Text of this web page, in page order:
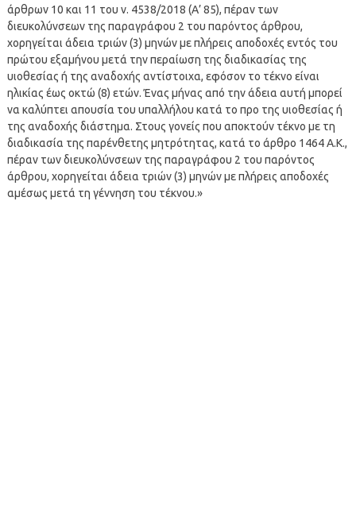
άρθρων 10 και 11 του ν. 4538/2018 (Α’ 85), πέραν των
διευκολύνσεων της παραγράφου 2 του παρόντος άρθρου,
χορηγείται άδεια τριών (3) μηνών με πλήρεις αποδοχές εντός του
πρώτου εξαμήνου μετά την περαίωση της διαδικασίας της
υιοθεσίας ή της αναδοχής αντίστοιχα, εφόσον το τέκνο είναι
ηλικίας έως οκτώ (8) ετών. Ένας μήνας από την άδεια αυτή μπορεί
να καλύπτει απουσία του υπαλλήλου κατά το προ της υιοθεσίας ή
της αναδοχής διάστημα. Στους γονείς που αποκτούν τέκνο με τη
διαδικασία της παρένθετης μητρότητας, κατά το άρθρο 1464 Α.Κ.,
πέραν των διευκολύνσεων της παραγράφου 2 του παρόντος
άρθρου, χορηγείται άδεια τριών (3) μηνών με πλήρεις αποδοχές
αμέσως μετά τη γέννηση του τέκνου.»